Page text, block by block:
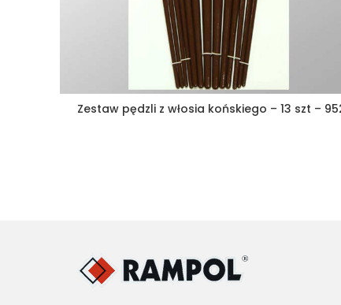
Zestaw pędzli z włosia końskiego – 13 szt –